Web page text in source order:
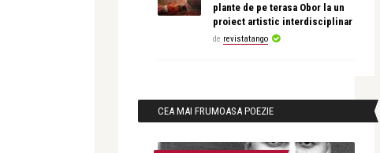
plante de pe terasa Obor la un
proiect artistic interdisciplinar
de revistatango
CEA MAI FRUMOASA POEZIE